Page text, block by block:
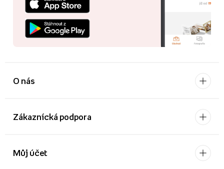
O nás
Zákaznícká podpora
Můj účet